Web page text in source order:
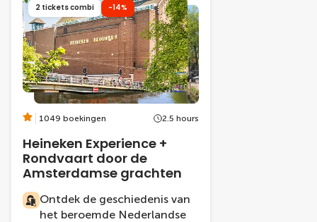
2 tickets combi -14%
1049 boekingen 2.5 hours
Heineken Experience +
Rondvaart door de
Amsterdamse grachten
Ontdek de geschiedenis van
het beroemde Nederlandse